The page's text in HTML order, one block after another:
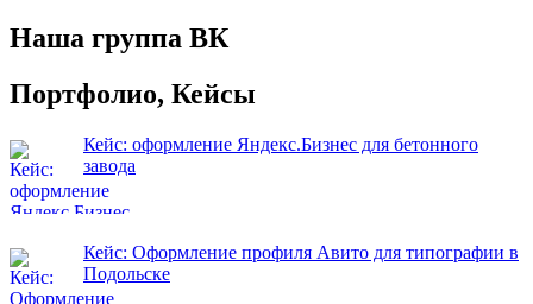
Наша группа ВК
Портфолио, Кейсы
Кейс: оформление Яндекс.Бизнес для бетонного
завода
Кейс: Оформление профиля Авито для типографии в
Подольске